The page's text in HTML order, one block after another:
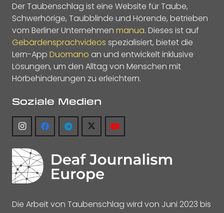
Der Taubenschlag ist eine Website für Taube,
Schwerhörige, Taubblinde und Hörende, betrieben
vom Berliner Unternehmen manua. Dieses ist auf
Gebärdensprachvideos spezialisiert, bietet die
Lern-App Duomano an und entwickelt inklusive
Lösungen, um den Alltag von Menschen mit
Hörbehinderungen zu erleichtern.
Soziale Medien
Die Arbeit von Taubenschlag wird von Juni 2023 bis